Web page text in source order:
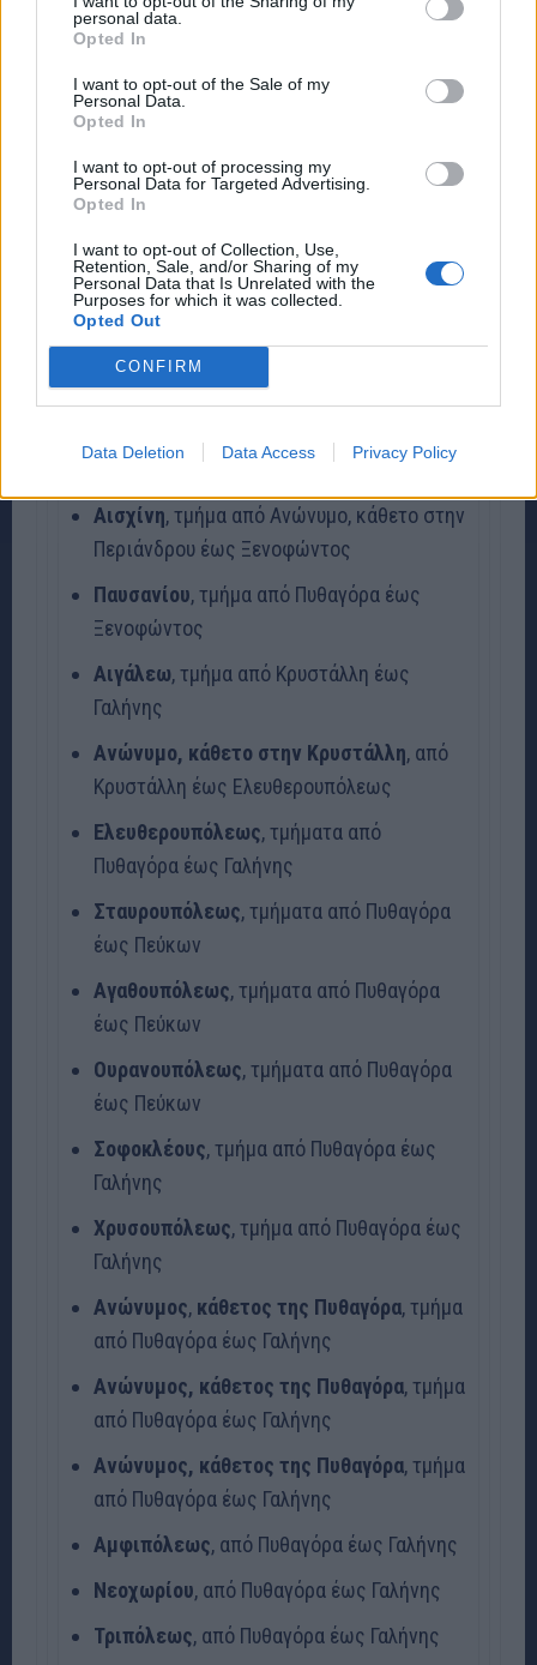
personal data.
Opted In
I want to opt-out of the Sale of my
Personal Data.
Opted In
I want to opt-out of processing my
Personal Data for Targeted Advertising.
Opted In
I want to opt-out of Collection, Use,
Retention, Sale, and/or Sharing of my
Personal Data that Is Unrelated with the
Purposes for which it was collected.
Opted Out
CONFIRM
Data Deletion Data Access Privacy Policy
Σοφοκλέους έως Θαλή
Πολυβίου
, από Πυθαγόρα έως Ξενοφώντος
Ανώνυμος κάθετος στην Πολυβίου
Παρμενίδου
, από Ανώνυμο, κάθετο στην
Ζήνωνος, τμήμα από Ανώνυμο, κάθετο
στην Πολυβίου έως Ξενοφώντος
Περιάνδρου , από Πυθαγόρα έως
Ξενοφώντος
τμήμα από Περιάνδρου έως Αισχίνης
Αισχίνη, τμήμα από Ανώνυμο, κάθετο στην
Περιάνδρου έως Ξενοφώντος
Παυσανίου, τμήμα από Πυθαγόρα έως
Ξενοφώντος
Αιγάλεω, τμήμα από Κρυστάλλη έως
Γαλήνης
Ανώνυμο, κάθετο στην Κρυστάλλη, από
Κρυστάλλη έως Ελευθερουπόλεως
Ελευθερουπόλεως, τμήματα από
Πυθαγόρα έως Γαλήνης
Σταυρουπόλεως, τμήματα από Πυθαγόρα
έως Πεύκων
Αγαθουπόλεως, τμήματα από Πυθαγόρα
έως Πεύκων
Ουρανουπόλεως, τμήματα από Πυθαγόρα
έως Πεύκων
Σοφοκλέους, τμήμα από Πυθαγόρα έως
Γαλήνης
Χρυσουπόλεως, τμήμα από Πυθαγόρα έως
Γαλήνης
Ανώνυμος, κάθετος της Πυθαγόρα, τμήμα
από Πυθαγόρα έως Γαλήνης
Ανώνυμος, κάθετος της Πυθαγόρα, τμήμα
από Πυθαγόρα έως Γαλήνης
Ανώνυμος, κάθετος της Πυθαγόρα, τμήμα
από Πυθαγόρα έως Γαλήνης
Αμφιπόλεως, από Πυθαγόρα έως Γαλήνης
Νεοχωρίου, από Πυθαγόρα έως Γαλήνης
Τριπόλεως, από Πυθαγόρα έως Γαλήνης